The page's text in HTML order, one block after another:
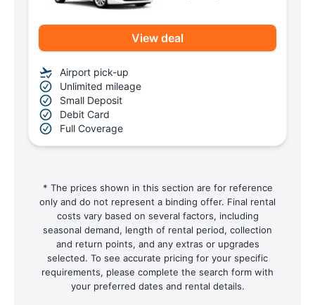
View deal
Airport pick-up
Unlimited mileage
Small Deposit
Debit Card
Full Coverage
* The prices shown in this section are for reference
only and do not represent a binding offer. Final rental
costs vary based on several factors, including
seasonal demand, length of rental period, collection
and return points, and any extras or upgrades
selected. To see accurate pricing for your specific
requirements, please complete the search form with
your preferred dates and rental details.